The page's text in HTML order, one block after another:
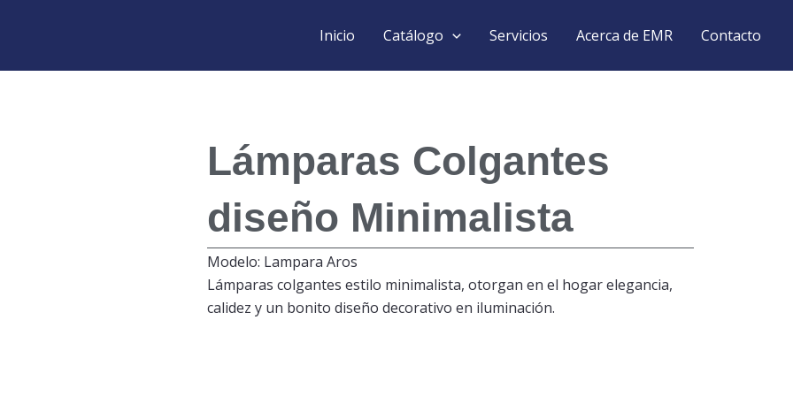
Inicio Catálogo Servicios Acerca de EMR Contacto
Lámparas Colgantes
diseño Minimalista
Modelo: Lampara Aros
Lámparas colgantes estilo minimalista, otorgan en el hogar elegancia,
calidez y un bonito diseño decorativo en iluminación.